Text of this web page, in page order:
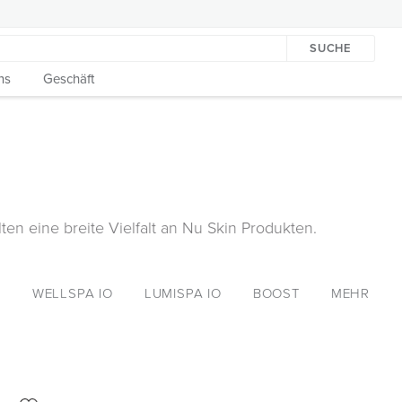
SUCHE
Geschäft
eine breite Vielfalt an Nu Skin Produkten.
WELLSPA IO LUMISPA IO BOOST MEHR